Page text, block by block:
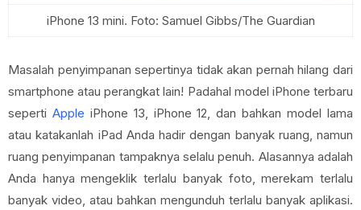
iPhone 13 mini. Foto: Samuel Gibbs/The Guardian
Masalah penyimpanan sepertinya tidak akan pernah hilang dari
smartphone atau perangkat lain! Padahal model iPhone terbaru
seperti Apple iPhone 13, iPhone 12, dan bahkan model lama
atau katakanlah iPad Anda hadir dengan banyak ruang, namun
ruang penyimpanan tampaknya selalu penuh. Alasannya adalah
Anda hanya mengeklik terlalu banyak foto, merekam terlalu
banyak video, atau bahkan mengunduh terlalu banyak aplikasi.